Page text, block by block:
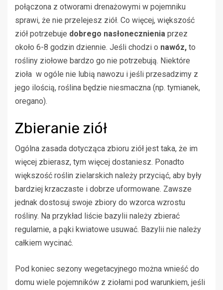
połączona z otworami drenażowymi w pojemniku
sprawi, że nie przelejesz ziół. Co więcej, większość
ziół potrzebuje dobrego nasłonecznienia przez
około 6-8 godzin dziennie. Jeśli chodzi o nawóz, to
rośliny ziołowe bardzo go nie potrzebują. Niektóre
zioła w ogóle nie lubią nawozu i jeśli przesadzimy z
jego ilością, roślina będzie niesmaczna (np. tymianek,
oregano).
Zbieranie ziół
Ogólna zasada dotycząca zbioru ziół jest taka, że im
więcej zbierasz, tym więcej dostaniesz. Ponadto
większość roślin zielarskich należy przyciąć, aby były
bardziej krzaczaste i dobrze uformowane. Zawsze
jednak dostosuj swoje zbiory do wzorca wzrostu
rośliny. Na przykład liście bazylii należy zbierać
regularnie, a pąki kwiatowe usuwać. Bazylii nie należy
całkiem wycinać.
Pod koniec sezony wegetacyjnego można wnieść do
domu wiele pojemników z ziołami pod warunkiem, jeśli